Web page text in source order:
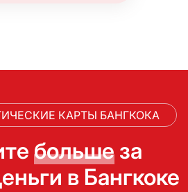
КАРТЫ БАНГКОКА
больше за
в Бангкоке